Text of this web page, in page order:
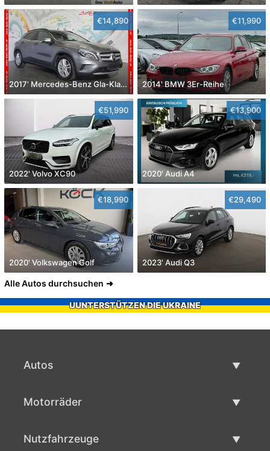
€14,890
2017' Mercedes-Benz Gla-Klasse
€11,990
2014' BMW 3Er-Reihe
€51,990
2022' Volvo XC90
€13,900
2020' Audi A4
€18,990
2020' Volkswagen Golf
€29,490
2023' Audi Q3
Alle Autos durchsuchen
UUNTERSTÜTZEN DIE UKRAINE
Autos
Motorräder
Nutzfahrzeuge